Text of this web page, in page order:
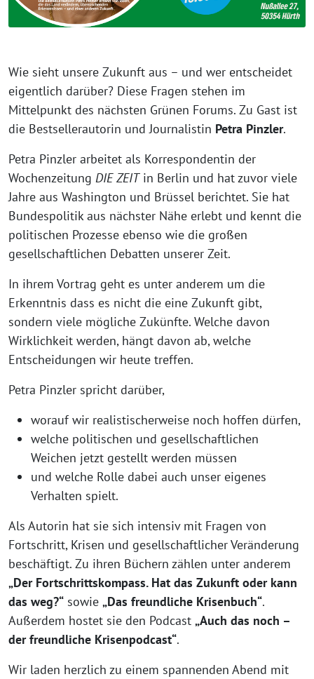
Wie sieht unsere Zukunft aus – und wer entscheidet
eigentlich darüber? Diese Fragen stehen im
Mittelpunkt des nächsten Grünen Forums. Zu Gast ist
die Bestsellerautorin und Journalistin Petra Pinzler.
Petra Pinzler arbeitet als Korrespondentin der
Wochenzeitung DIE ZEITin Berlin und hat zuvor viele
Jahre aus Washington und Brüssel berichtet. Sie hat
Bundespolitik aus nächster Nähe erlebt und kennt die
politischen Prozesse ebenso wie die großen
gesellschaftlichen Debatten unserer Zeit.
In ihrem Vortrag geht es unter anderem um die
Erkenntnis dass es nicht die eine Zukunft gibt,
sondern viele mögliche Zukünfte. Welche davon
Wirklichkeit werden, hängt davon ab, welche
Entscheidungen wir heute treffen.
Petra Pinzler spricht darüber,
worauf wir realistischerweise noch hoffen dürfen,
welche politischen und gesellschaftlichen
Weichen jetzt gestellt werden müssen
und welche Rolle dabei auch unser eigenes
Verhalten spielt.
Als Autorin hat sie sich intensiv mit Fragen von
Fortschritt, Krisen und gesellschaftlicher Veränderung
beschäftigt. Zu ihren Büchern zählen unter anderem
„Der Fortschrittskompass. Hat das Zukunft oder kann
das weg?“ sowie „Das freundliche Krisenbuch“.
Außerdem hostet sie den Podcast „Auch das noch –
der freundliche Krisenpodcast“.
Wir laden herzlich zu einem spannenden Abend mit